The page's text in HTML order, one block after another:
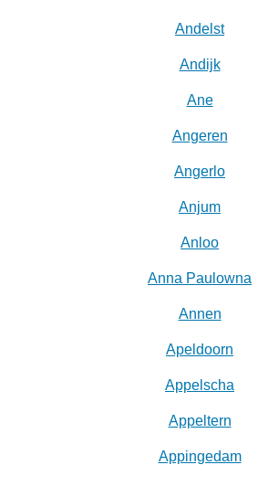
Andelst
Andijk
Ane
Angeren
Angerlo
Anjum
Anloo
Anna Paulowna
Annen
Apeldoorn
Appelscha
Appeltern
Appingedam